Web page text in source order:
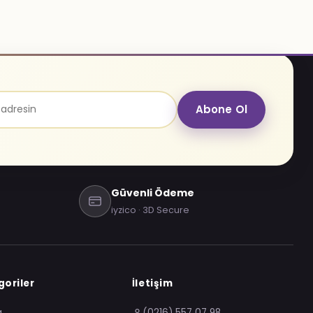
Abone Ol
Güvenli Ödeme
iyzico · 3D Secure
İletişim